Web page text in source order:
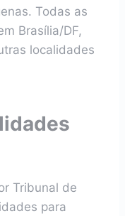
Todas as
Brasília/DF,
localidades
Tribunal de
para